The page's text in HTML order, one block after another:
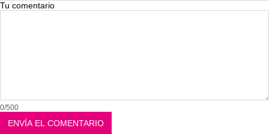
Tu comentario
0/500